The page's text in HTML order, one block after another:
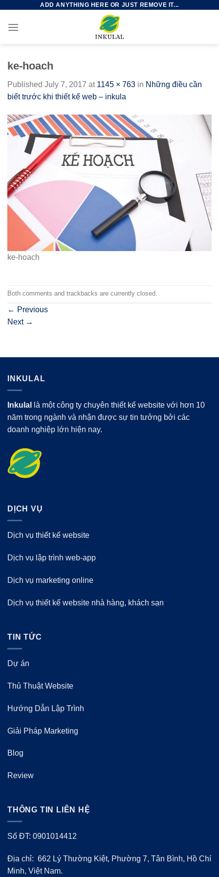
content
ADD ANYTHING HERE OR JUST REMOVE IT...
ke-hoach
Published July 7, 2017 at 1145 × 763 in Những điều cần
biết trước khi thiết kế web – inkula
ke-hoach
Both comments and trackbacks are currently closed.
← Previous
Next →
INKULAL
Inkulal
là một công ty chuyên thiết kế website với hơn 10
năm trong ngành và nhận được sự tin tưởng bởi các
doanh nghiệp lớn hiện nay.
DỊCH VỤ
Dịch vụ thiết kế website
Dịch vụ lập trình web-app
Dịch vụ marketing online
Dịch vụ thiết kế website nhà hàng, khách sạn
TIN TỨC
Dự án
Thủ Thuật Website
Hướng Dẫn Lập Trình
Giải Pháp Marketing
Blog
Review
THÔNG TIN LIÊN HỆ
Số ĐT: 0901014412
Địa chỉ: 662 Lý Thường Kiệt, Phường 7, Tân Bình, Hồ Chí
Minh, Việt Nam.